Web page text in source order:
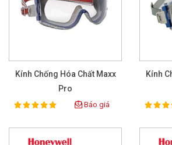
Kính Chống Hóa Chất Maxx
Pro
Rating:
100% Báo giá
Kính
100%